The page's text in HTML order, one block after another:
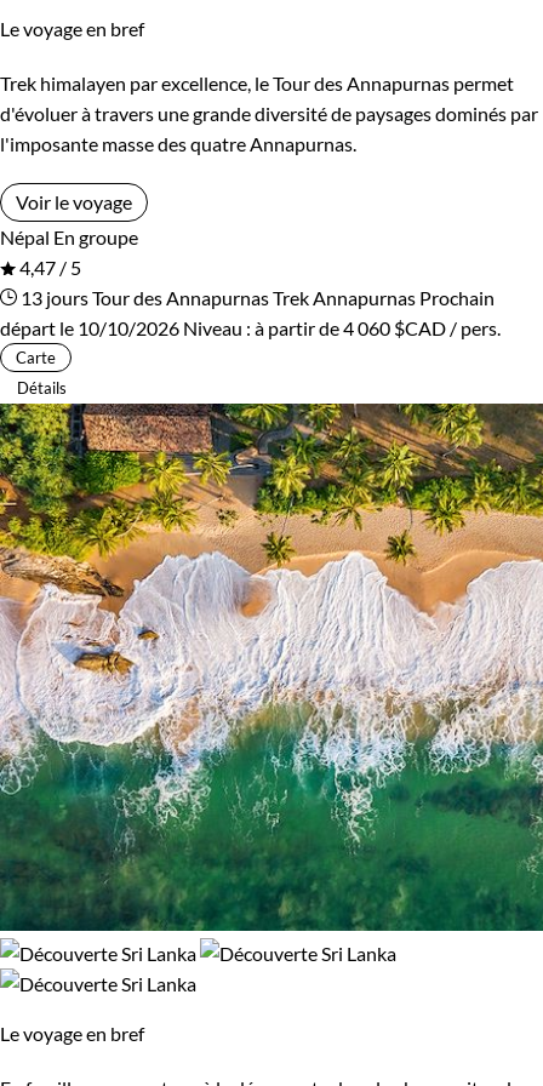
Kirghizistan
Macédoine
Malaisie
Maroc Martinique
Mauritanie Mexique
Mongolie Monténégro
Mozambique Namibie
Népal Nicaragua
Norvège Nouvelle-Zélande
Oman Ouganda
Ouzbekistan Pakistan
Palestine Panama
Pérou Philippines
Pologne Portugal
République tchèque
Itinérance
Itinérant Semi-itinérant
Environnement
Désert Forêts, collines, rivières et lacs
Haute Montagne Montagne
Neige Patrimoine et Nature
Terres Polaires Volcans
Le voyage en bref
Trek himalayen par excellence, le Tour des Annapurnas permet
d'évoluer à travers une grande diversité de paysages dominés par
l'imposante masse des quatre Annapurnas.
Voir le voyage
Népal En groupe
4,47 / 5
13 joursTour des AnnapurnasTrek Annapurnas Prochain
départ le 10/10/2026 Niveau : à partir de4 060 $CAD / pers.
Carte
Détails
Le voyage en bref